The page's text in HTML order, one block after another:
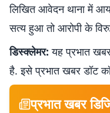
लिखित आवेदन थाना में
सत्य हुआ तो आरोपी के
डिस्क्लेमर: यह प्रभात
है. इसे प्रभात खबर डॉट
प्रभात खबर